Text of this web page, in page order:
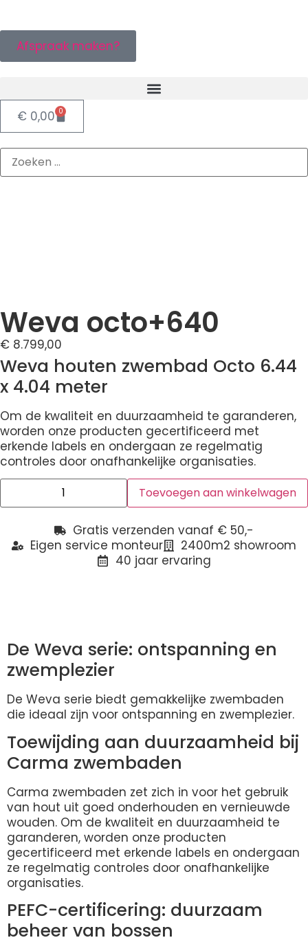
Afspraak maken?
€ 0,00 0
Weva octo+640
€ 8.799,00
Weva houten zwembad Octo 6.44
x 4.04 meter
Om de kwaliteit en duurzaamheid te garanderen,
worden onze producten gecertificeerd met
erkende labels en ondergaan ze regelmatig
controles door onafhankelijke organisaties.
Toevoegen aan winkelwagen
Gratis verzenden vanaf € 50,-
Eigen service monteur
2400m2 showroom
40 jaar ervaring
De Weva serie: ontspanning en
zwemplezier
De Weva serie biedt gemakkelijke zwembaden
die ideaal zijn voor ontspanning en zwemplezier.
Toewijding aan duurzaamheid bij
Carma zwembaden
Carma zwembaden zet zich in voor het gebruik
van hout uit goed onderhouden en vernieuwde
wouden. Om de kwaliteit en duurzaamheid te
garanderen, worden onze producten
gecertificeerd met erkende labels en ondergaan
ze regelmatig controles door onafhankelijke
organisaties.
PEFC-certificering: duurzaam
beheer van bossen